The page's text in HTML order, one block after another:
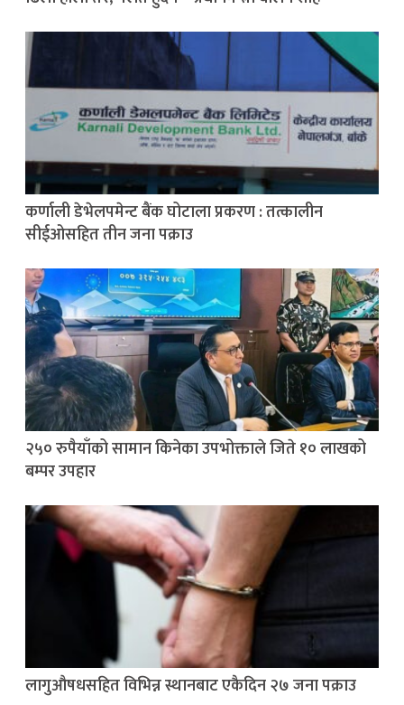
कर्णाली डेभेलपमेन्ट बैंक घोटाला प्रकरण : तत्कालीन
सीईओसहित तीन जना पक्राउ
२५० रुपैयाँको सामान किनेका उपभोक्ताले जिते १० लाखको
बम्पर उपहार
लागुऔषधसहित विभिन्न स्थानबाट एकैदिन २७ जना पक्राउ